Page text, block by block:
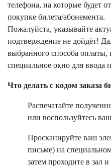
телефона, на которые будет
покупке билета/абонемента.
Пожалуйста, указывайте
подтверждение не дойдёт!
выбранного способа оплаты,
специальное окно для ввода
Что делать с кодом заказа
Распечатайте
или воспользуйтесь
Просканируйте ваш
письме) на
затем проходите в зал